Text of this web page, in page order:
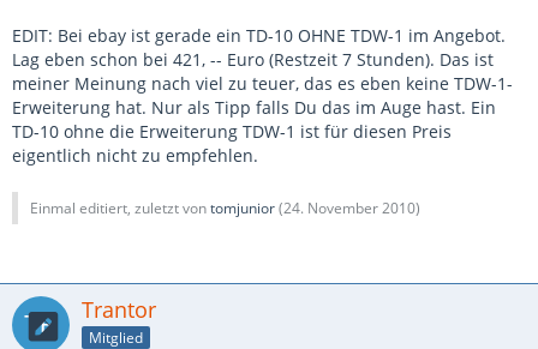
EDIT: Bei ebay ist gerade ein TD-10 OHNE TDW-1 im Angebot.
Lag eben schon bei 421, -- Euro (Restzeit 7 Stunden). Das ist
meiner Meinung nach viel zu teuer, das es eben keine TDW-1-
Erweiterung hat. Nur als Tipp falls Du das im Auge hast. Ein
TD-10 ohne die Erweiterung TDW-1 ist für diesen Preis
eigentlich nicht zu empfehlen.
Einmal editiert, zuletzt vontomjunior(24. November 2010)
Trantor
Mitglied